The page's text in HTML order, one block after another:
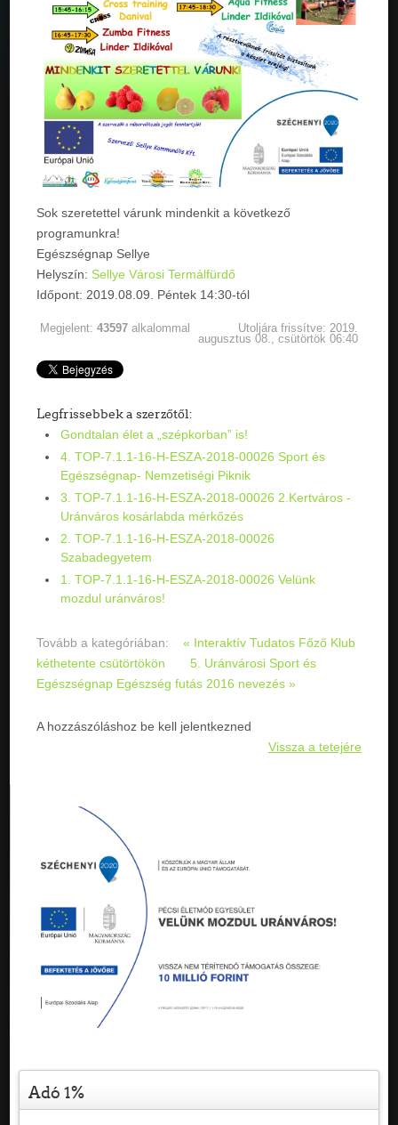
Sok szeretettel várunk mindenkit a következő
programunkra!
Egészségnap Sellye
Helyszín: Sellye Városi Termálfürdő
Időpont: 2019.08.09. Péntek 14:30-tól
Megjelent:43597 alkalommal
Utoljára frissítve: 2019.
augusztus 08., csütörtök 06:40
Legfrissebbek a szerzőtől:
Gondtalan élet a „szépkorban” is!
4. TOP-7.1.1-16-H-ESZA-2018-00026 Sport és
Egészségnap- Nemzetiségi Piknik
3. TOP-7.1.1-16-H-ESZA-2018-00026 2.Kertváros -
Uránváros kosárlabda mérkőzés
2. TOP-7.1.1-16-H-ESZA-2018-00026
Szabadegyetem
1. TOP-7.1.1-16-H-ESZA-2018-00026 Velünk
mozdul uránváros!
Tovább a kategóriában:
« Interaktív Tudatos Főző Klub
kéthetente csütörtökön
5. Uránvárosi Sport és
Egészségnap Egészség futás 2016 nevezés »
A hozzászóláshoz be kell jelentkezned
Vissza a tetejére
Adó 1%